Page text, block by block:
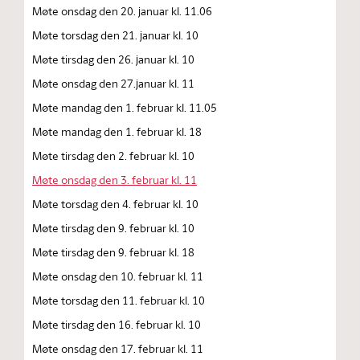
Møte onsdag den 20. januar kl. 11.06
Møte torsdag den 21. januar kl. 10
Møte tirsdag den 26. januar kl. 10
Møte onsdag den 27.januar kl. 11
Møte mandag den 1. februar kl. 11.05
Møte mandag den 1. februar kl. 18
Møte tirsdag den 2. februar kl. 10
Møte onsdag den 3. februar kl. 11
Møte torsdag den 4. februar kl. 10
Møte tirsdag den 9. februar kl. 10
Møte tirsdag den 9. februar kl. 18
Møte onsdag den 10. februar kl. 11
Møte torsdag den 11. februar kl. 10
Møte tirsdag den 16. februar kl. 10
Møte onsdag den 17. februar kl. 11